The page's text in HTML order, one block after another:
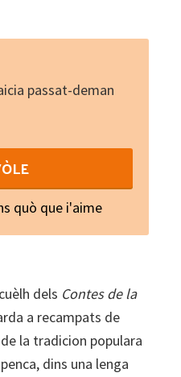
passat-deman
quò que i'aime
dels Contes de la
a recampats de
la tradicion populara
dins una lenga